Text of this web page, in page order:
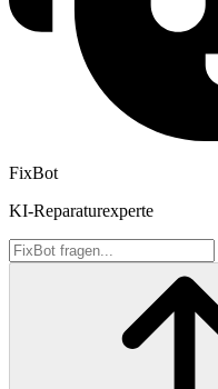
FixBot
KI-Reparaturexperte